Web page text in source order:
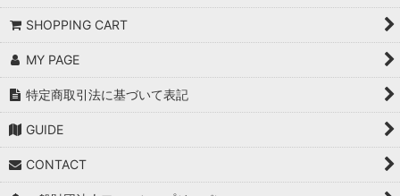
SHOPPING CART
MY PAGE
特定商取引法に基づいて表記
GUIDE
CONTACT